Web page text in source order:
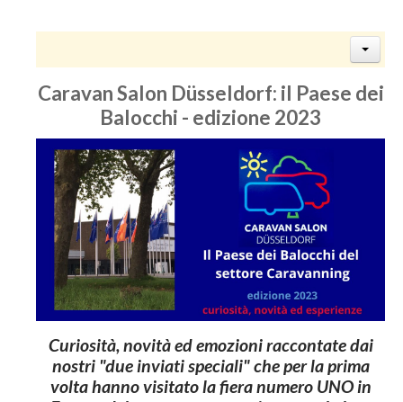
Caravan Salon Düsseldorf: il Paese dei
Balocchi - edizione 2023
Curiosità, novità ed emozioni raccontate dai
nostri "due inviati speciali" che per la prima
volta hanno visitato la fiera numero UNO in